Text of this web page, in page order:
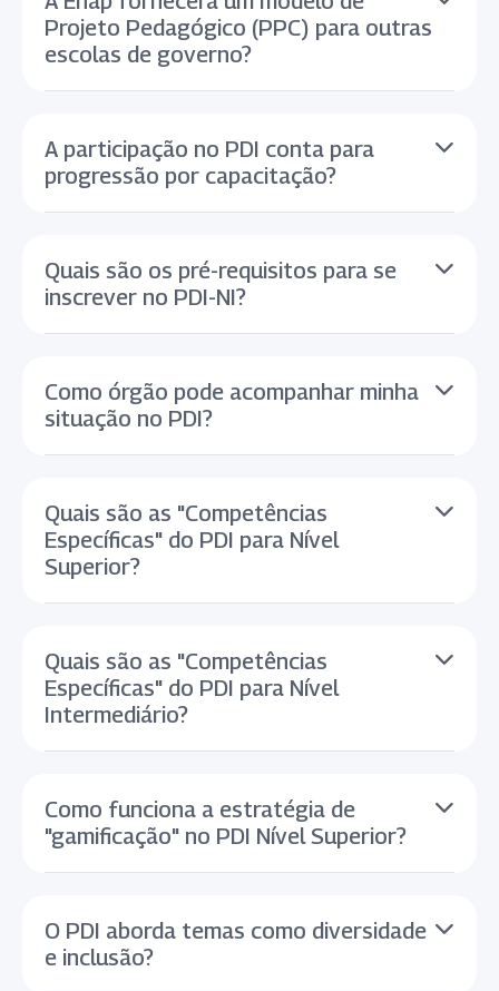
Projeto Pedagógico (PPC) para outras
escolas de governo?
A participação no PDI conta para
progressão por capacitação?
Quais são os pré-requisitos para se
inscrever no PDI-NI?
Como órgão pode acompanhar minha
situação no PDI?
Quais são as "Competências
Específicas" do PDI para Nível
Superior?
Quais são as "Competências
Específicas" do PDI para Nível
Intermediário?
Como funciona a estratégia de
"gamificação" no PDI Nível Superior?
O PDI aborda temas como diversidade
e inclusão?